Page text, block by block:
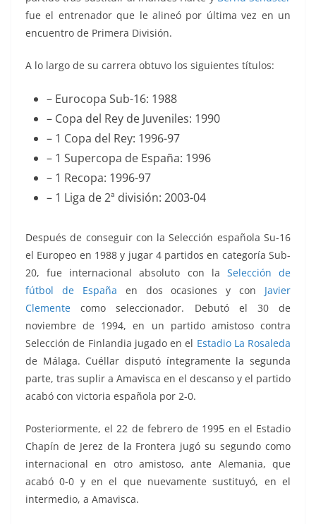
fue el entrenador que le alineó por última vez en un
encuentro de Primera División.
A lo largo de su carrera obtuvo los siguientes títulos:
– Eurocopa Sub-16: 1988
– Copa del Rey de Juveniles: 1990
– 1 Copa del Rey: 1996-97
– 1 Supercopa de España: 1996
– 1 Recopa: 1996-97
– 1 Liga de 2ª división: 2003-04
Después de conseguir con la Selección española Su-16
el Europeo en 1988 y jugar 4 partidos en categoría Sub-
20, fue internacional absoluto con la Selección de
fútbol de España en dos ocasiones y con Javier
Clemente como seleccionador. Debutó el 30 de
noviembre de 1994, en un partido amistoso contra
Selección de Finlandia jugado en el Estadio La Rosaleda
de Málaga. Cuéllar disputó íntegramente la segunda
parte, tras suplir a Amavisca en el descanso y el partido
acabó con victoria española por 2-0.
Posteriormente, el 22 de febrero de 1995 en el Estadio
Chapín de Jerez de la Frontera jugó su segundo como
internacional en otro amistoso, ante Alemania, que
acabó 0-0 y en el que nuevamente sustituyó, en el
intermedio, a Amavisca.